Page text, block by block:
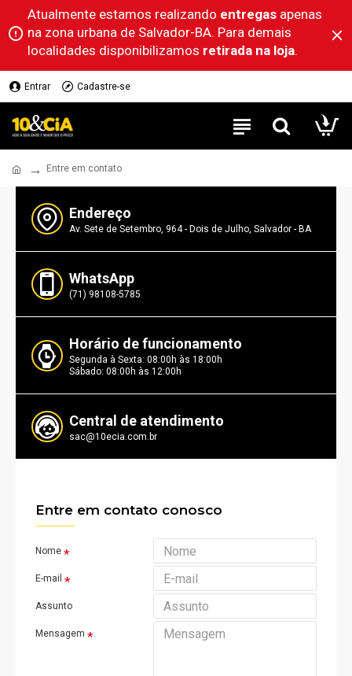
Atualmente estamos realizando entregas apenas
na zona urbana de Salvador-BA. Para demais
localidades disponibilizamos retirada na loja.
Entrar Cadastre-se
Entre em contato
Endereço
Av. Sete de Setembro, 964 - Dois de Julho, Salvador - BA
WhatsApp
(71) 98108-5785
Horário de funcionamento
Segunda à Sexta: 08:00h às 18:00h
Sábado: 08:00h às 12:00h
Central de atendimento
sac@10ecia.com.br
Entre em contato conosco
Nome
E-mail
Assunto
Mensagem